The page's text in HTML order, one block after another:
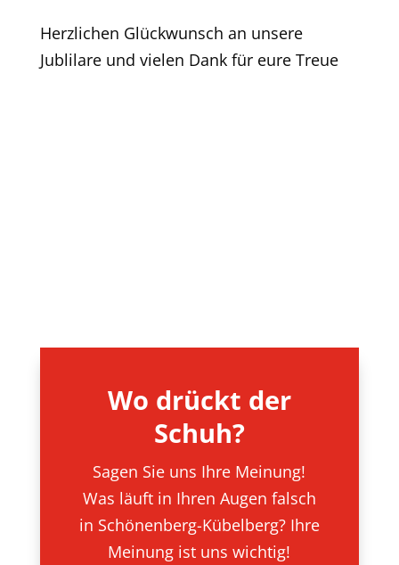
Herzlichen Glückwunsch an unsere
Jublilare und vielen Dank für eure Treue
Wo drückt der
Schuh?
Sagen Sie uns Ihre Meinung!
Was läuft in Ihren Augen falsch
in Schönenberg-Kübelberg? Ihre
Meinung ist uns wichtig!